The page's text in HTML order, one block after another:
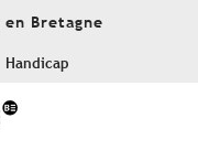
Bretagne
Handicap